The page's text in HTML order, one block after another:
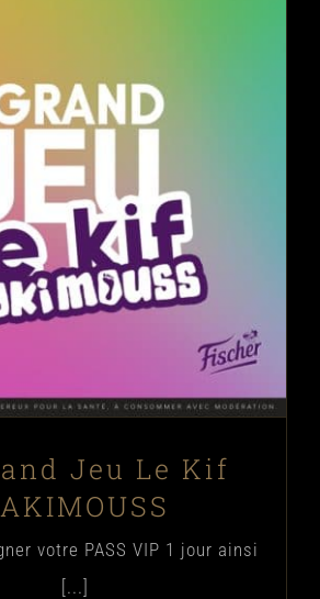
Jeu Le Kif SAKIMOUSS
Festivals News
Jeu Le Kif
votre PASS VIP 1 jour ainsi
[...]